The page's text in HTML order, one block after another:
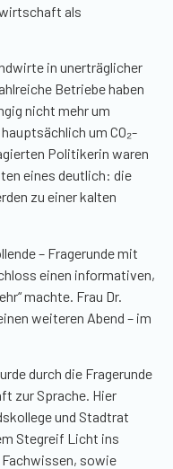
als
in unerträglicher
Betriebe haben
nicht mehr um
um CO₂-
Politikerin waren
eines deutlich: die
zu einer kalten
– Fragerunde mit
einen informativen,
machte. Frau Dr.
weiteren Abend – im
durch die Fragerunde
zur Sprache. Hier
und Stadtrat
Stegreif Licht ins
Fachwissen, sowie